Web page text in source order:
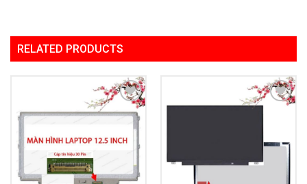
RELATED PRODUCTS
Add to
Wishlist